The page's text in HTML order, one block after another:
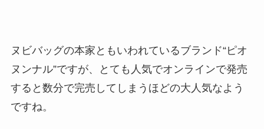
ヌビバッグの本家ともいわれているブランド“ピオ
ヌンナル”ですが、とても人気でオンラインで発売
すると数分で完売してしまうほどの大人気なよう
ですね。